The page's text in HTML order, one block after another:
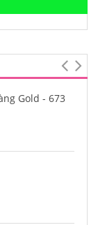
Gold - 673